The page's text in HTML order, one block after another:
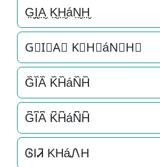
G̤̮I̤̮A̤̮ K̤̮H̤̮áN̤̮H̤̮
G⃘I⃘A⃘ K⃘H⃘áN⃘H⃘
G᷈I᷈A᷈ K᷈H᷈áN᷈H᷈
G͆I͆A͆ K͆H͆áN͆H͆
ᎶIᏘ KHáᏁH